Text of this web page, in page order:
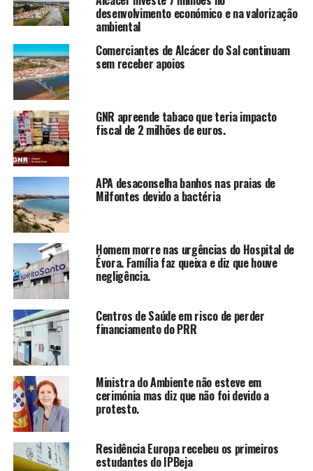
desenvolvimento económico e na valorização
ambiental
Comerciantes de Alcácer do Sal continuam
sem receber apoios
GNR apreende tabaco que teria impacto
fiscal de 2 milhões de euros.
APA desaconselha banhos nas praias de
Milfontes devido a bactéria
Homem morre nas urgências do Hospital de
Évora. Família faz queixa e diz que houve
negligência.
Centros de Saúde em risco de perder
financiamento do PRR
Ministra do Ambiente não esteve em
cerimónia mas diz que não foi devido a
protesto.
Residência Europa recebeu os primeiros
estudantes do IPBeja